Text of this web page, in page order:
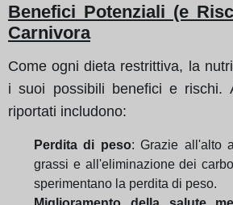
Benefici Potenziali (e
Carnivora
Come ogni dieta restrittiva, la
i suoi possibili benefici e rischi.
riportati includono:
Perdita di peso: Grazie all'alto
grassi e all'eliminazione dei
sperimentano la perdita di peso.